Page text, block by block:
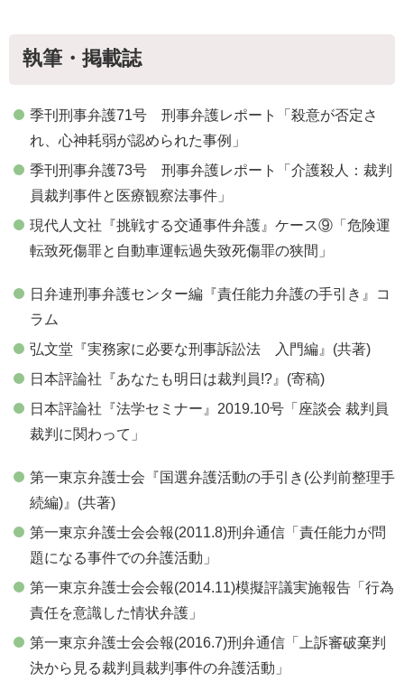
執筆・掲載誌
季刊刑事弁護71号 刑事弁護レポート「殺意が否定さ
れ、心神耗弱が認められた事例」
季刊刑事弁護73号 刑事弁護レポート「介護殺人：裁判
員裁判事件と医療観察法事件」
現代人文社『挑戦する交通事件弁護』ケース⑨「危険運
転致死傷罪と自動車運転過失致死傷罪の狭間」
日弁連刑事弁護センター編『責任能力弁護の手引き』コ
ラム
弘文堂『実務家に必要な刑事訴訟法 入門編』(共著)
日本評論社『あなたも明日は裁判員!?』(寄稿)
日本評論社『法学セミナー』2019.10号「座談会 裁判員
裁判に関わって」
第一東京弁護士会『国選弁護活動の手引き(公判前整理手
続編)』(共著)
第一東京弁護士会会報(2011.8)刑弁通信「責任能力が問
題になる事件での弁護活動」
第一東京弁護士会会報(2014.11)模擬評議実施報告「行為
責任を意識した情状弁護」
第一東京弁護士会会報(2016.7)刑弁通信「上訴審破棄判
決から見る裁判員裁判事件の弁護活動」